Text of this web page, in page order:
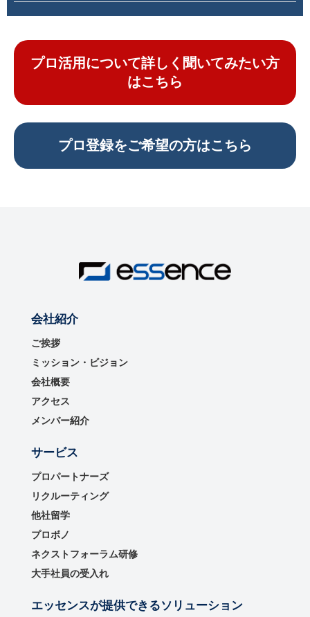
プロ活用について詳しく聞いてみたい方
はこちら
プロ登録をご希望の方はこちら
会社紹介
ご挨拶
ミッション・ビジョン
会社概要
アクセス
メンバー紹介
サービス
プロパートナーズ
リクルーティング
他社留学
プロボノ
ネクストフォーラム研修
大手社員の受入れ
エッセンスが提供できるソリューション